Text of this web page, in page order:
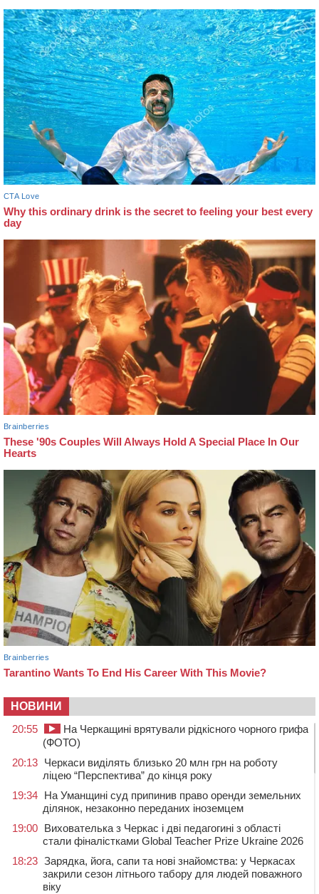
НОВИНИ
20:55
На Черкащині врятували рідкісного чорного грифа
(ФОТО)
20:13 Черкаси виділять близько 20 млн грн на роботу
ліцею “Перспектива” до кінця року
19:34 На Уманщині суд припинив право оренди земельних
ділянок, незаконно переданих іноземцем
19:00 Вихователька з Черкас і дві педагогині з області
стали фіналістками Global Teacher Prize Ukraine 2026
18:23 Зарядка, йога, сапи та нові знайомства: у Черкасах
закрили сезон літнього табору для людей поважного
віку